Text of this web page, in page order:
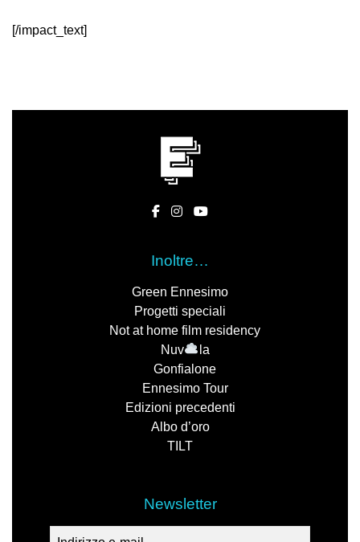
[/impact_text]
Inoltre…
Green Ennesimo
Progetti speciali
Not at home film residency
Nuv
la
Gonfialone
Ennesimo Tour
Edizioni precedenti
Albo d’oro
TILT
Newsletter